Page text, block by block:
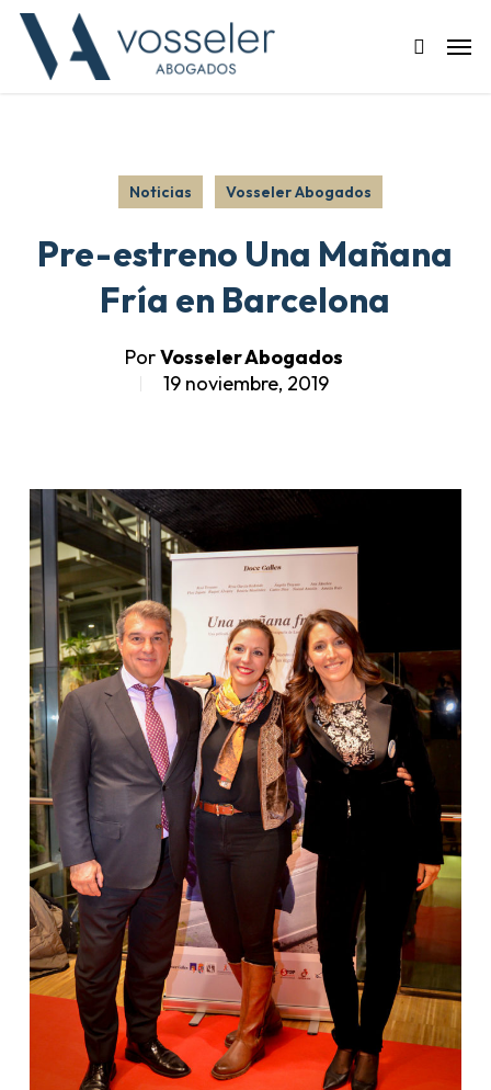
Skip
main
search
Noticias Vosseler Abogados
Pre-estreno Una Mañana
Fría en Barcelona
PorVosseler Abogados
19 noviembre, 2019